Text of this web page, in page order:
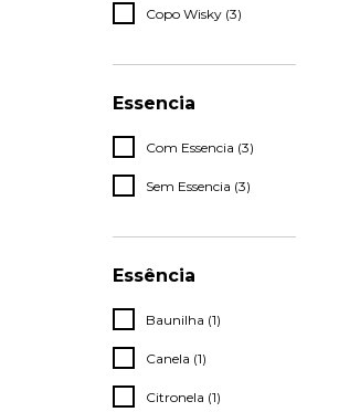
Copo Wisky (3)
Essencia
Com Essencia (3)
Sem Essencia (3)
Essência
Baunilha (1)
Canela (1)
Citronela (1)